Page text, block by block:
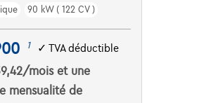
90 kW ( 122 CV )
1 ✓TVA déductible
/moiset une
mensualité de